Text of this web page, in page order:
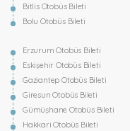
Bitlis Otobüs Bileti
Bolu Otobüs Bileti
Erzurum Otobüs Bileti
Eskişehir Otobüs Bileti
Gaziantep Otobüs Bileti
Giresun Otobüs Bileti
Gümüşhane Otobüs Bileti
Hakkari Otobüs Bileti